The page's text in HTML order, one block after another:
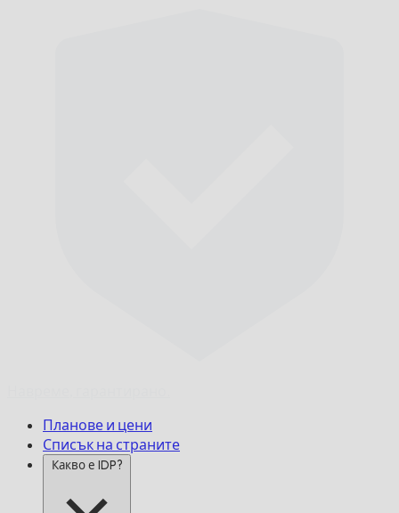
Планове и цени
Списък на страните
Какво е IDP?